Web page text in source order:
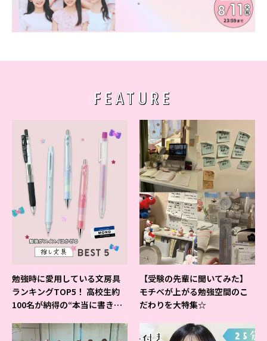
FEATURE
勉強時に愛用している文房具
ランキングTOP5！ 高校生約
100名が納得の“本当に書きや
【受験の先輩に聞いてみた】
モチベが上がる勉強空間のこ
だわりを大特集☆